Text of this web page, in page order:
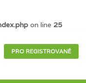
on line 25
PRO REGISTROVANÉ